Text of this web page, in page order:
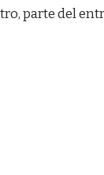
parte del